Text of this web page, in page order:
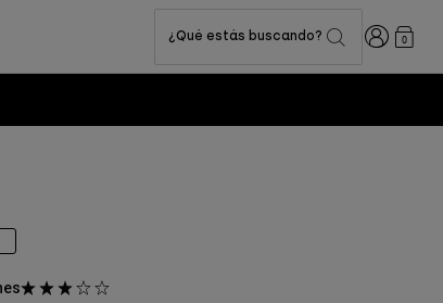
¿Qué estás buscando? Iniciar0